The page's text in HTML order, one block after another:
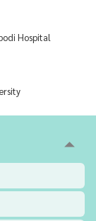
Hospital